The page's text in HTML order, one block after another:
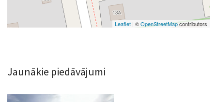
Leaflet | ©OpenStreetMapcontributors
Jaunākie piedāvājumi